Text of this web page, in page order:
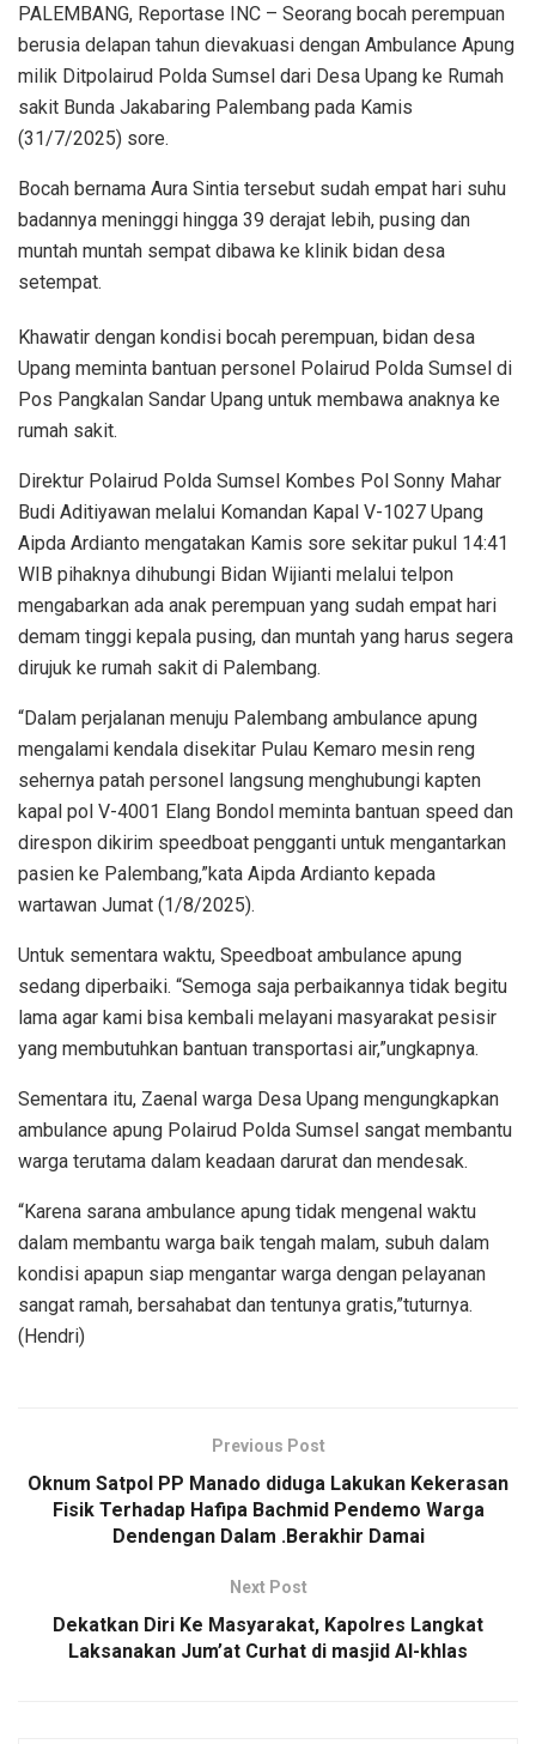
PALEMBANG, Reportase INC – Seorang bocah perempuan
berusia delapan tahun dievakuasi dengan Ambulance Apung
milik Ditpolairud Polda Sumsel dari Desa Upang ke Rumah
sakit Bunda Jakabaring Palembang pada Kamis
(31/7/2025) sore.
Bocah bernama Aura Sintia tersebut sudah empat hari suhu
badannya meninggi hingga 39 derajat lebih, pusing dan
muntah muntah sempat dibawa ke klinik bidan desa
setempat.
Khawatir dengan kondisi bocah perempuan, bidan desa
Upang meminta bantuan personel Polairud Polda Sumsel di
Pos Pangkalan Sandar Upang untuk membawa anaknya ke
rumah sakit.
Direktur Polairud Polda Sumsel Kombes Pol Sonny Mahar
Budi Aditiyawan melalui Komandan Kapal V-1027 Upang
Aipda Ardianto mengatakan Kamis sore sekitar pukul 14:41
WIB pihaknya dihubungi Bidan Wijianti melalui telpon
mengabarkan ada anak perempuan yang sudah empat hari
demam tinggi kepala pusing, dan muntah yang harus segera
dirujuk ke rumah sakit di Palembang.
“Dalam perjalanan menuju Palembang ambulance apung
mengalami kendala disekitar Pulau Kemaro mesin reng
sehernya patah personel langsung menghubungi kapten
kapal pol V-4001 Elang Bondol meminta bantuan speed dan
direspon dikirim speedboat pengganti untuk mengantarkan
pasien ke Palembang,”kata Aipda Ardianto kepada
wartawan Jumat (1/8/2025).
Untuk sementara waktu, Speedboat ambulance apung
sedang diperbaiki. “Semoga saja perbaikannya tidak begitu
lama agar kami bisa kembali melayani masyarakat pesisir
yang membutuhkan bantuan transportasi air,”ungkapnya.
Sementara itu, Zaenal warga Desa Upang mengungkapkan
ambulance apung Polairud Polda Sumsel sangat membantu
warga terutama dalam keadaan darurat dan mendesak.
“Karena sarana ambulance apung tidak mengenal waktu
dalam membantu warga baik tengah malam, subuh dalam
kondisi apapun siap mengantar warga dengan pelayanan
sangat ramah, bersahabat dan tentunya gratis,”tuturnya.
(Hendri)
Previous Post
Oknum Satpol PP Manado diduga Lakukan Kekerasan
Fisik Terhadap Hafipa Bachmid Pendemo Warga
Dendengan Dalam .Berakhir Damai
Next Post
Dekatkan Diri Ke Masyarakat, Kapolres Langkat
Laksanakan Jum’at Curhat di masjid Al-khlas